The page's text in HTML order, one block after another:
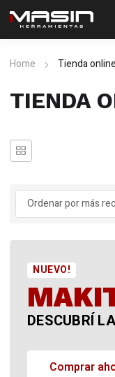
Home Tienda online
TIENDA
NUEVO!
DESCUBRÍ
Comprar